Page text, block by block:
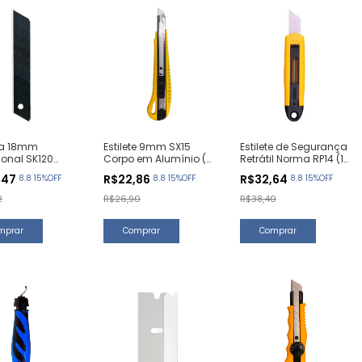
18mm
SK120
8.8 15%OFF
Estilete 9mm SX15
Corpo em Alumínio (1
R$22,86 8.8 15%OFF
R$26,90
Estilete de Segurança
Retrátil Norma RP14 (1
R$32,64 8.8 15%OFF
R$38,40